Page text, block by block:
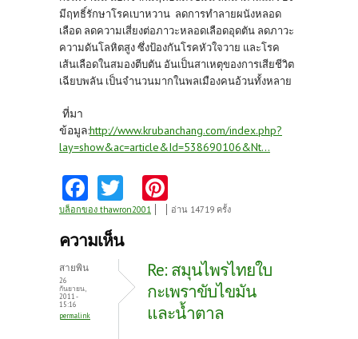
มีฤทธิ์รักษาโรคเบาหวาน ลดการทำลายผนังหลอด
เลือด ลดความเสี่ยงต่อภาวะหลอดเลือดอุดตัน ลดภาวะ
ความดันโลหิตสูง ซึ่งป้องกันโรคหัวใจวาย และโรค
เส้นเลือดในสมองตีบตัน อันเป็นสาเหตุของการเสียชีวิต
เฉียบพลัน เป็นจำนวนมากในพลเมืองคนอ้วนทั้งหลาย
ที่มา
ข้อมูล:http://www.krubanchang.com/index.php?
lay=show&ac=article&Id=538690106&Nt...
Fa
ce
b
o
k
w
itt
nt
es
t
บล็อกของ thawron2001 อ่าน 14719 ครั้ง
ความเห็น
สายพิน
26
กันยายน,
2011 -
15:16
permalink
Re: สมุนไพรไทยใบ
กะเพราขับไขมัน
และน้ำตาล